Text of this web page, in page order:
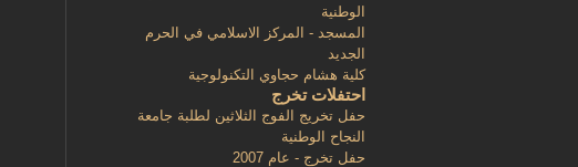
الوطنية
المسجد - المركز الاسلامي في الحرم
الجديد
كلية هشام حجاوي التكنولوجية
احتفلات تخرج
حفل تخريج الفوج الثلاثين لطلبة جامعة
النجاح الوطنية
حفل تخرج - عام 2007